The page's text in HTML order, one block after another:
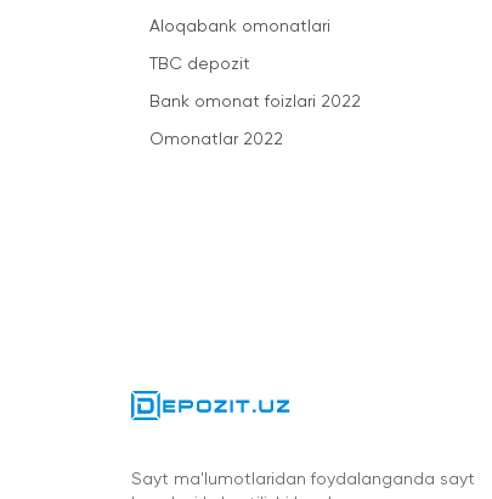
Aloqabank omonatlari
TBC depozit
Bank omonat foizlari 2022
Omonatlar 2022
Sayt ma'lumotlaridan foydalanganda sayt